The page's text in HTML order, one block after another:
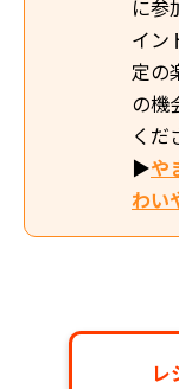
に参
イン
定の
の機
くだ
▶や
わい
レ